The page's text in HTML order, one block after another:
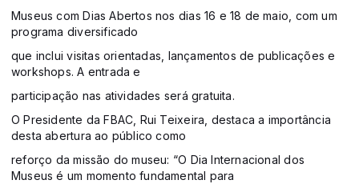
Museus com Dias Abertos nos dias 16 e 18 de maio, com um
programa diversificado
que inclui visitas orientadas, lançamentos de publicações e
workshops. A entrada e
participação nas atividades será gratuita.
O Presidente da FBAC, Rui Teixeira, destaca a importância
desta abertura ao público como
reforço da missão do museu: “O Dia Internacional dos
Museus é um momento fundamental para